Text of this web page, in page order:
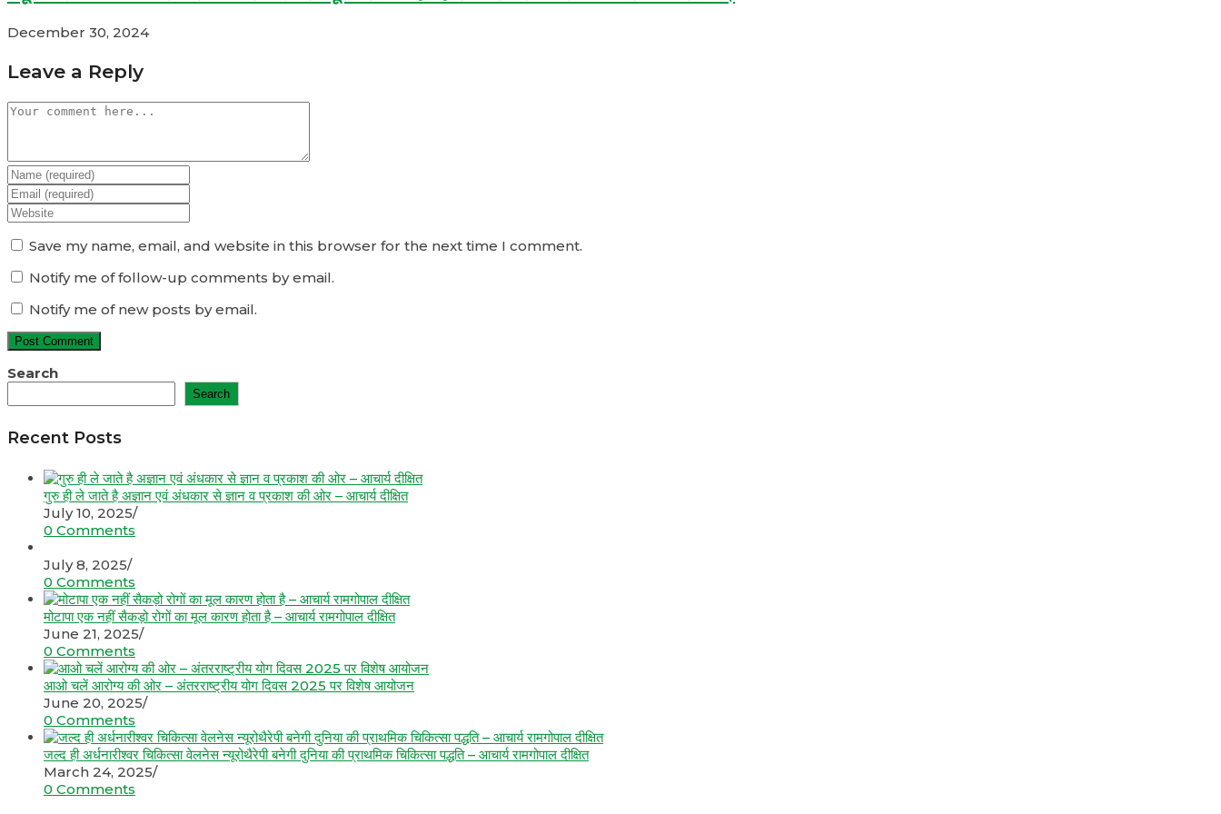
December 30, 2024
Leave a Reply
Comment
Enter
your
name
or
username
comment
Enter
your
email
address
comment
Enter
your
website
(optional)
Save my name, email, and website in this browser for the next time I comment.
Notify me of follow-up comments by email.
Notify me of new posts by email.
Search
Search
Recent Posts
गुरु ही ले जाते है अज्ञान एवं अंधकार से ज्ञान व प्रकाश की ओर – आचार्य दीक्षित
July 10, 2025/
0 Comments
July 8, 2025/
0 Comments
मोटापा एक नहीं सैकड़ो रोगों का मूल कारण होता है – आचार्य रामगोपाल दीक्षित
June 21, 2025/
0 Comments
आओ चलें आरोग्य की ओर – अंतरराष्ट्रीय योग दिवस 2025 पर विशेष आयोजन
June 20, 2025/
0 Comments
जल्द ही अर्धनारीश्वर चिकित्सा वेलनेस न्यूरोथैरेपी बनेगी दुनिया की प्राथमिक चिकित्सा पद्धति – आचार्य रामगोपाल दीक्षित
March 24, 2025/
0 Comments